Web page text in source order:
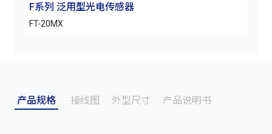
F系列 泛用型光电传感器
FT-20MX
产品规格 接线图 外型尺寸 产品说明书